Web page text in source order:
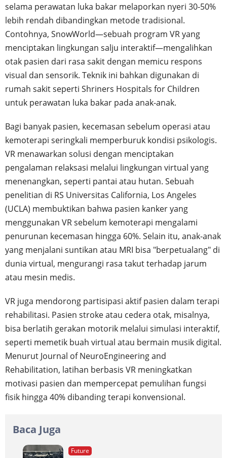
selama perawatan luka bakar melaporkan nyeri 30-50%
lebih rendah dibandingkan metode tradisional.
Contohnya, SnowWorld—sebuah program VR yang
menciptakan lingkungan salju interaktif—mengalihkan
otak pasien dari rasa sakit dengan memicu respons
visual dan sensorik. Teknik ini bahkan digunakan di
rumah sakit seperti Shriners Hospitals for Children
untuk perawatan luka bakar pada anak-anak.
Bagi banyak pasien, kecemasan sebelum operasi atau
kemoterapi seringkali memperburuk kondisi psikologis.
VR menawarkan solusi dengan menciptakan
pengalaman relaksasi melalui lingkungan virtual yang
menenangkan, seperti pantai atau hutan. Sebuah
penelitian di RS Universitas California, Los Angeles
(UCLA) membuktikan bahwa pasien kanker yang
menggunakan VR sebelum kemoterapi mengalami
penurunan kecemasan hingga 60%. Selain itu, anak-anak
yang menjalani suntikan atau MRI bisa "berpetualang" di
dunia virtual, mengurangi rasa takut terhadap jarum
atau mesin medis.
VR juga mendorong partisipasi aktif pasien dalam terapi
rehabilitasi. Pasien stroke atau cedera otak, misalnya,
bisa berlatih gerakan motorik melalui simulasi interaktif,
seperti memetik buah virtual atau bermain musik digital.
Menurut Journal of NeuroEngineering and
Rehabilitation, latihan berbasis VR meningkatkan
motivasi pasien dan mempercepat pemulihan fungsi
fisik hingga 40% dibanding terapi konvensional.
Baca Juga
Future